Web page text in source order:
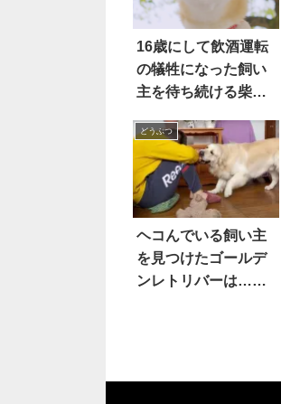
16歳にして飲酒運転
の犠牲になった飼い
主を待ち続ける柴犬
どうぶつ
ヘコんでいる飼い主
を見つけたゴールデ
ンレトリバーは…あ